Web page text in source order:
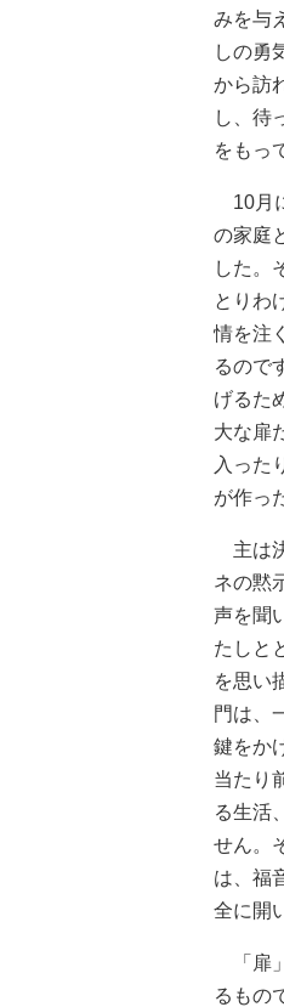
みを与
しの勇
から訪
し、待
をもっ
10月
の家庭
した。
とりわ
情を注
るので
げるた
大な扉
入った
が作っ
主は
ネの黙
声を聞
たしと
を思い
門は、
鍵をか
当たり
る生活
せん。
は、福
全に開
「扉
るもの